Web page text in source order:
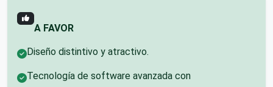
A FAVOR
Diseño distintivo y atractivo.
Tecnología de software avanzada con